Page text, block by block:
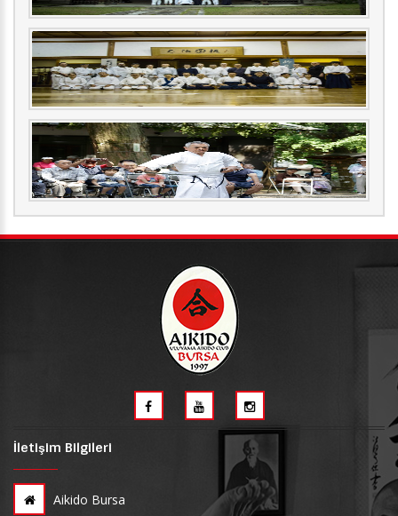
İletişim Bilgileri
Aikido Bursa